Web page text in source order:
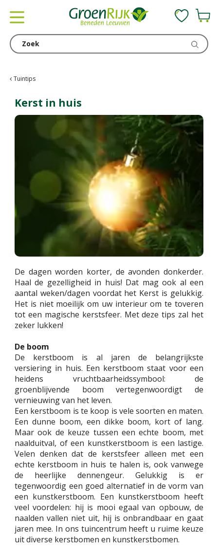
Tuintips
Kerst in huis
De dagen worden korter, de avonden donkerder.
Haal de gezelligheid in huis! Dat mag ook al een
aantal weken/dagen voordat het Kerst is gelukkig.
Het is niet moeilijk om uw interieur om te toveren
tot een magische kerstsfeer. Met deze tips zal het
zeker lukken!
De boom
De kerstboom is al jaren de belangrijkste
versiering in huis. Een kerstboom staat voor een
heidens vruchtbaarheidssymbool: de
groenblijvende boom vertegenwoordigt de
vernieuwing van het leven.
Een kerstboom is te koop is vele soorten en maten.
Een dunne boom, een dikke boom, kort of lang.
Maar ook de keuze tussen een echte boom, met
naalduitval, of een kunstkerstboom is een lastige.
Velen denken dat de kerstsfeer alleen met een
echte kerstboom in huis te halen is, ook vanwege
de heerlijke dennengeur. Gelukkig is er
tegenwoordig een goed alternatief in de vorm van
een kunstkerstboom. Een kunstkerstboom heeft
veel voordelen: hij is mooi egaal van opbouw, de
naalden vallen niet uit, hij is onbrandbaar en gaat
jaren mee. In ons tuincentrum heeft u ruime keuze
uit diverse kerstbomen en kunstkerstbomen.